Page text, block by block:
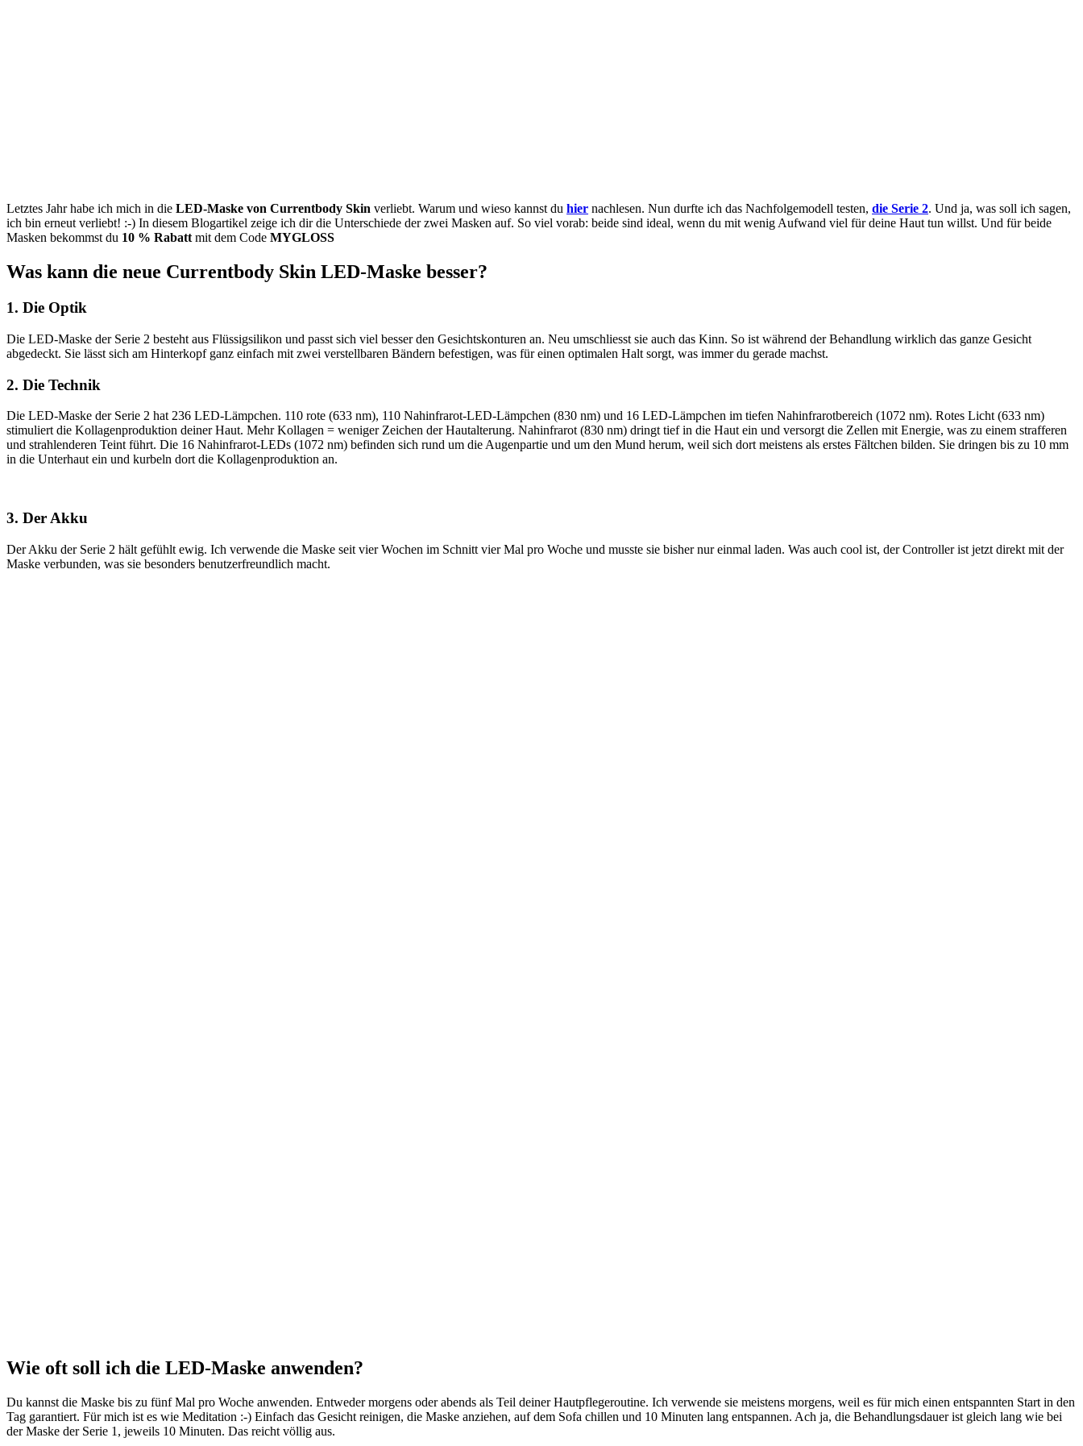
Letztes Jahr habe ich mich in die LED-Maske von Currentbody Skin verliebt. Warum und wieso kannst du hier nachlesen. Nun durfte ich das Nachfolgemodell testen, die Serie 2. Und ja, was soll ich sagen,
ich bin erneut verliebt! :-) In diesem Blogartikel zeige ich dir die Unterschiede der zwei Masken auf. So viel vorab: beide sind ideal, wenn du mit wenig Aufwand viel für deine Haut tun willst. Und für beide
Masken bekommst du 10 % Rabatt mit dem Code MYGLOSS
Was kann die neue Currentbody Skin LED-Maske besser?
1. Die Optik
Die LED-Maske der Serie 2 besteht aus Flüssigsilikon und passt sich viel besser den Gesichtskonturen an. Neu umschliesst sie auch das Kinn. So ist während der Behandlung wirklich das ganze Gesicht
abgedeckt. Sie lässt sich am Hinterkopf ganz einfach mit zwei verstellbaren Bändern befestigen, was für einen optimalen Halt sorgt, was immer du gerade machst.
2. Die Technik
Die LED-Maske der Serie 2 hat 236 LED-Lämpchen. 110 rote (633 nm), 110 Nahinfrarot-LED-Lämpchen (830 nm) und 16 LED-Lämpchen im tiefen Nahinfrarotbereich (1072 nm). Rotes Licht (633 nm)
stimuliert die Kollagenproduktion deiner Haut. Mehr Kollagen = weniger Zeichen der Hautalterung. Nahinfrarot (830 nm) dringt tief in die Haut ein und versorgt die Zellen mit Energie, was zu einem strafferen
und strahlenderen Teint führt. Die 16 Nahinfrarot-LEDs (1072 nm) befinden sich rund um die Augenpartie und um den Mund herum, weil sich dort meistens als erstes Fältchen bilden. Sie dringen bis zu 10 mm
in die Unterhaut ein und kurbeln dort die Kollagenproduktion an.
3. Der Akku
Der Akku der Serie 2 hält gefühlt ewig. Ich verwende die Maske seit vier Wochen im Schnitt vier Mal pro Woche und musste sie bisher nur einmal laden. Was auch cool ist, der Controller ist jetzt direkt mit der
Maske verbunden, was sie besonders benutzerfreundlich macht.
Wie oft soll ich die LED-Maske anwenden?
Du kannst die Maske bis zu fünf Mal pro Woche anwenden. Entweder morgens oder abends als Teil deiner Hautpflegeroutine. Ich verwende sie meistens morgens, weil es für mich einen entspannten Start in den
Tag garantiert. Für mich ist es wie Meditation :-) Einfach das Gesicht reinigen, die Maske anziehen, auf dem Sofa chillen und 10 Minuten lang entspannen. Ach ja, die Behandlungsdauer ist gleich lang wie bei
der Maske der Serie 1, jeweils 10 Minuten. Das reicht völlig aus.